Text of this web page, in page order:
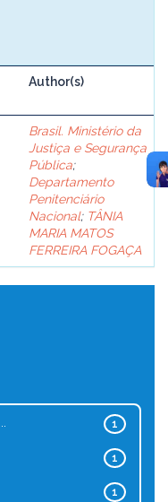
Author(s)
Brasil. Ministério da
Justiça e Segurança
Pública;
Departamento
Penitenciário
Nacional; TÂNIA
MARIA MATOS
FERREIRA FOGAÇA
1
1
1